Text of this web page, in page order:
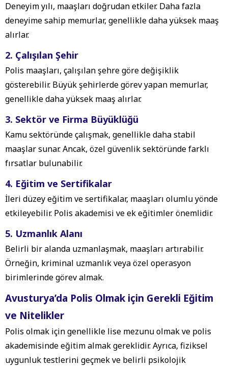
Deneyim yılı, maaşları doğrudan etkiler. Daha fazla
deneyime sahip memurlar, genellikle daha yüksek maaş
alırlar.
2. Çalışılan Şehir
Polis maaşları, çalışılan şehre göre değişiklik
gösterebilir. Büyük şehirlerde görev yapan memurlar,
genellikle daha yüksek maaş alırlar.
3. Sektör ve Firma Büyüklüğü
Kamu sektöründe çalışmak, genellikle daha stabil
maaşlar sunar. Ancak, özel güvenlik sektöründe farklı
fırsatlar bulunabilir.
4. Eğitim ve Sertifikalar
İleri düzey eğitim ve sertifikalar, maaşları olumlu yönde
etkileyebilir. Polis akademisi ve ek eğitimler önemlidir.
5. Uzmanlık Alanı
Belirli bir alanda uzmanlaşmak, maaşları artırabilir.
Örneğin, kriminal uzmanlık veya özel operasyon
birimlerinde görev almak.
Avusturya’da Polis Olmak için Gerekli Eğitim
ve Nitelikler
Polis olmak için genellikle lise mezunu olmak ve polis
akademisinde eğitim almak gereklidir. Ayrıca, fiziksel
uygunluk testlerini geçmek ve belirli psikolojik